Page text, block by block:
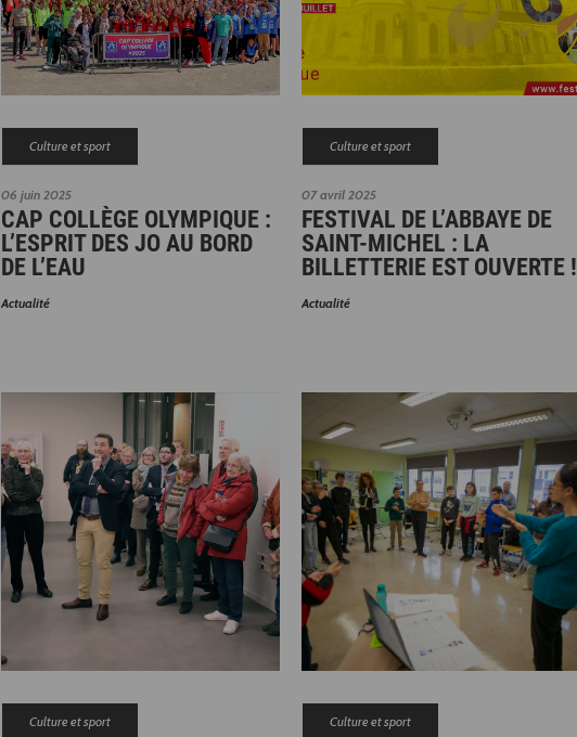
06 juin 2025
Culture et sport
CAP COLLÈGE OLYMPIQUE :
L’ESPRIT DES JO AU BORD
DE L’EAU
Actualité
07 avril 2025
Culture et sport
FESTIVAL DE L’ABBAYE DE
SAINT-MICHEL : LA
BILLETTERIE EST OUVERTE !
Actualité
Culture et sport Culture et sport